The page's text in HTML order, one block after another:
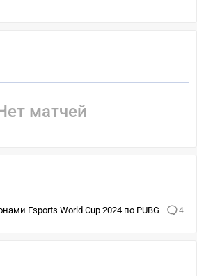
матчей
Esports World Cup 2024 по PUBG
4